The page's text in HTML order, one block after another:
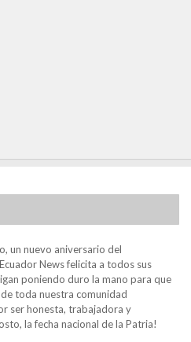
un nuevo aniversario del
News felicita a todos sus
poniendo duro la mano para que
toda nuestra comunidad
ser honesta, trabajadora y
la fecha nacional de la Patria!